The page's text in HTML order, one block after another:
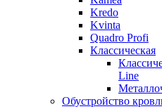
Kredo
Kvinta
Quadro Profi
Классическая
Line
Обустройство